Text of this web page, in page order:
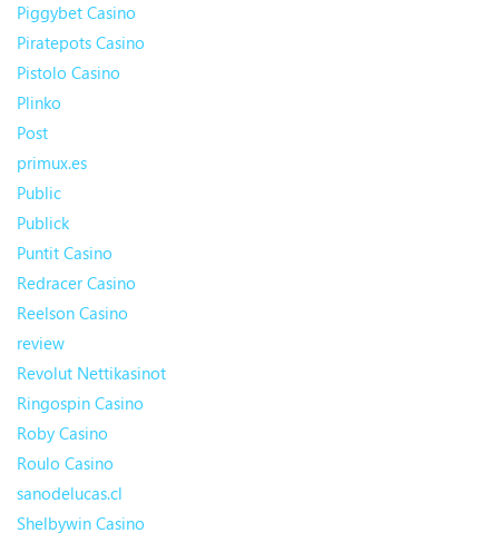
Piggybet Casino
Piratepots Casino
Pistolo Casino
Plinko
Post
primux.es
Public
Publick
Puntit Casino
Redracer Casino
Reelson Casino
review
Revolut Nettikasinot
Ringospin Casino
Roby Casino
Roulo Casino
sanodelucas.cl
Shelbywin Casino